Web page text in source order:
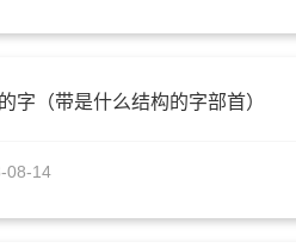
字（带是什么结构的字部首）
08-14